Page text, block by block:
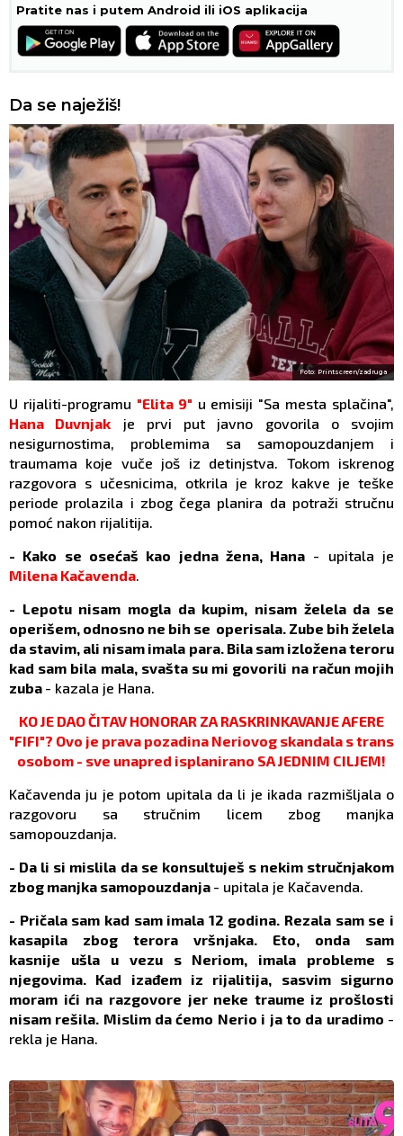
Pratite nas i putem Android ili iOS aplikacija
Da se naježiš!
Foto: Printscreen/zadruga
U rijaliti-programu "Elita 9" u emisiji "Sa mesta splačina",
Hana Duvnjak je prvi put javno govorila o svojim
nesigurnostima, problemima sa samopouzdanjem i
traumama koje vuče još iz detinjstva. Tokom iskrenog
razgovora s učesnicima, otkrila je kroz kakve je teške
periode prolazila i zbog čega planira da potraži stručnu
pomoć nakon rijalitija.
- Kako se osećaš kao jedna žena, Hana - upitala je
Milena Kačavenda.
- Lepotu nisam mogla da kupim, nisam želela da se
operišem, odnosno ne bih se operisala. Zube bih želela
da stavim, ali nisam imala para. Bila sam izložena teroru
kad sam bila mala, svašta su mi govorili na račun mojih
zuba - kazala je Hana.
KO JE DAO ČITAV HONORAR ZA RASKRINKAVANJE AFERE
"FIFI"? Ovo je prava pozadina Neriovog skandala s trans
osobom - sve unapred isplanirano SA JEDNIM CILJEM!
Kačavenda ju je potom upitala da li je ikada razmišljala o
razgovoru sa stručnim licem zbog manjka
samopouzdanja.
- Da li si mislila da se konsultuješ s nekim stručnjakom
zbog manjka samopouzdanja - upitala je Kačavenda.
- Pričala sam kad sam imala 12 godina. Rezala sam se i
kasapila zbog terora vršnjaka. Eto, onda sam
kasnije ušla u vezu s Neriom, imala probleme s
njegovima. Kad izađem iz rijalitija, sasvim sigurno
moram ići na razgovore jer neke traume iz prošlosti
nisam rešila. Mislim da ćemo Nerio i ja to da uradimo -
rekla je Hana.